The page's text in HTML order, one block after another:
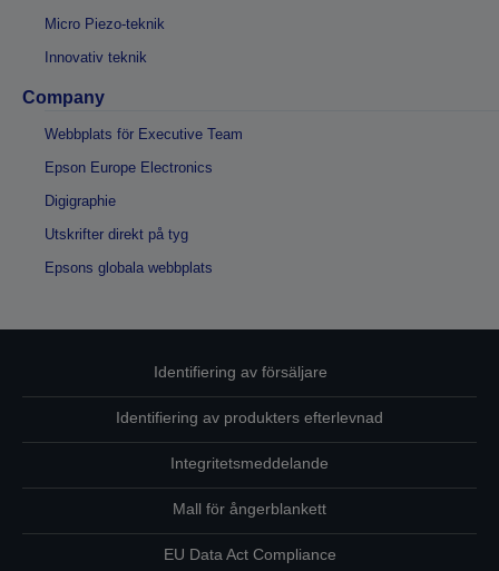
Micro Piezo-teknik
Innovativ teknik
Company
Webbplats för Executive Team
Epson Europe Electronics
Digigraphie
Utskrifter direkt på tyg
Epsons globala webbplats
Identifiering av försäljare
Identifiering av produkters efterlevnad
Integritetsmeddelande
Mall för ångerblankett
EU Data Act Compliance